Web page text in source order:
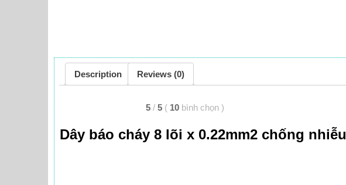
Description Reviews (0)
5 / 5 ( 10 bình chọn )
Dây báo cháy 8 lõi x 0.22mm2 chống nhiễu